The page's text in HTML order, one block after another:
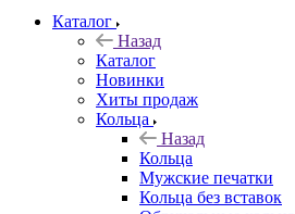
Каталог
Назад
Каталог
Новинки
Хиты продаж
Кольца
Назад
Кольца
Мужские печатки
Кольца без вставок